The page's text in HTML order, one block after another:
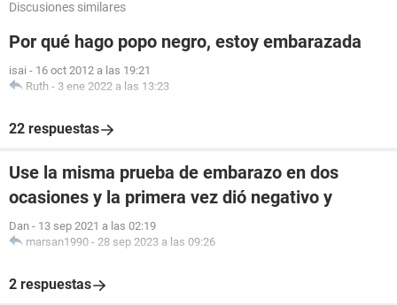
Discusiones similares
Por qué hago popo negro, estoy embarazada
isai - 16 oct 2012 a las 19:21
Ruth - 3 ene 2022 a las 13:23
22 respuestas
Use la misma prueba de embarazo en dos
ocasiones y la primera vez dió negativo y
Dan - 13 sep 2021 a las 02:19
marsan1990 - 28 sep 2023 a las 09:26
2 respuestas